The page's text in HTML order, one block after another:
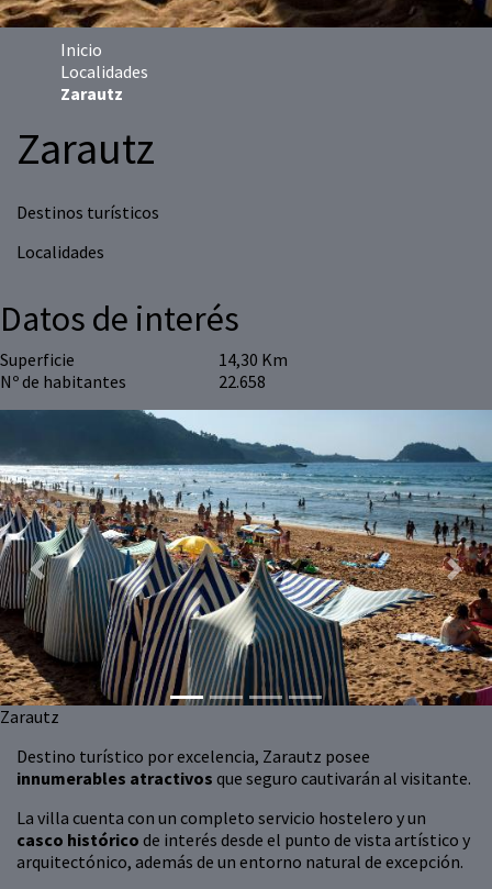
Inicio
Localidades
Zarautz
Zarautz
Destinos turísticos
Localidades
Destino turístico por excelencia, Zarautz posee
innumerables atractivos que seguro cautivarán al visitante.
La villa cuenta con un completo servicio hostelero y un
casco histórico de interés desde el punto de vista artístico y
arquitectónico, además de un entorno natural de excepción.
Datos de interés
Superficie
14,30 Km
Nº de habitantes
22.658
Zarautz
Previous Next